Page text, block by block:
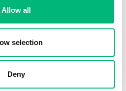
Allow all
selection
Deny